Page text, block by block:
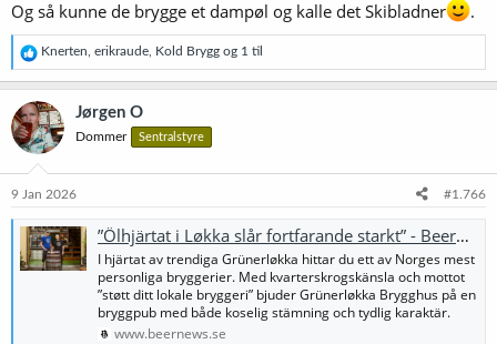
egetbryggede pilsner og pale ale stå på menyen til sommeren. Disse
skal etter planen hete Mjøspils og Mjøsbris."
Og så kunne de brygge et dampøl og kalle det Skibladner .
R
e
a
k
s
j
o
e
:
Knerten erikraude Kold Brygg og 1 til
Jørgen O
Dommer Sentralstyre
9 Jan 2026 #1.766
”Ölhjärtat i Løkka slår fortfarande starkt” - Beernews
I hjärtat av trendiga Grünerløkka hittar du ett av Norges mest
personliga bryggerier. Med kvarterskrogskänsla och mottot
”støtt ditt lokale bryggeri” bjuder Grünerløkka Brygghus på en
bryggpub med både koselig stämning och tydlig karaktär.
www.beernews.se